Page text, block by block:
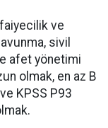
ve
sivil
afet yönetimi
olmak, en az B
KPSS P93